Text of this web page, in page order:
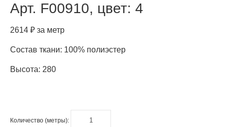
Арт. F00910, цвет: 4
2614 ₽ за метр
Состав ткани: 100% полиэстер
Высота: 280
Количество (метры):